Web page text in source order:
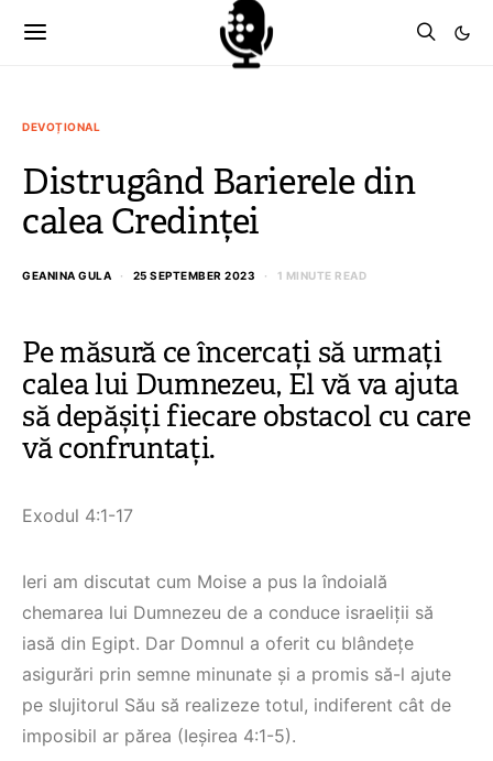
DEVOȚIONAL
Distrugând Barierele din
calea Credinței
GEANINA GULA 25 SEPTEMBER 2023 1 MINUTE READ
Pe măsură ce încercați să urmați
calea lui Dumnezeu, El vă va ajuta
să depășiți fiecare obstacol cu care
vă confruntați.
Exodul 4:1-17
Ieri am discutat cum Moise a pus la îndoială
chemarea lui Dumnezeu de a conduce israeliții să
iasă din Egipt. Dar Domnul a oferit cu blândețe
asigurări prin semne minunate și a promis să-l ajute
pe slujitorul Său să realizeze totul, indiferent cât de
imposibil ar părea (Ieșirea 4:1-5).